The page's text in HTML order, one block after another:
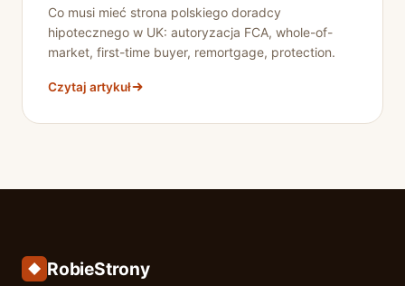
Co musi mieć strona polskiego doradcy
hipotecznego w UK: autoryzacja FCA, whole-of-
market, first-time buyer, remortgage, protection.
Czytaj artykuł
RobieStrony